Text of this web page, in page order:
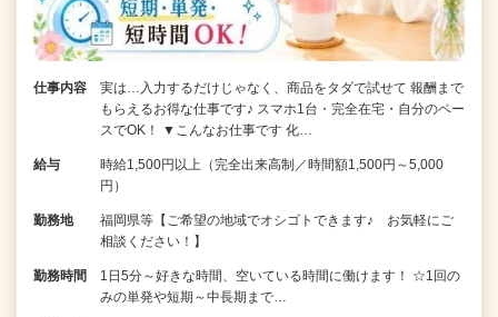
仕事内容
実は…入力するだけじゃなく、商品をタダで試せて 報酬まで
もらえるお得な仕事です♪ スマホ1台・完全在宅・自分のペー
スでOK！ ▼こんなお仕事です 化…
給与
時給1,500円以上（完全出来高制／時間額1,500円～5,000
円）
勤務地
福岡県等【ご希望の地域でオシゴトできます♪ お気軽にご
相談ください！】
勤務時間
1日5分～好きな時間、空いている時間に働けます！ ☆1回の
みの単発や短期～中長期まで…